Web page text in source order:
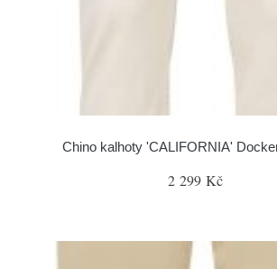
Chino kalhoty 'CALIFORNIA'
2 299 Kč